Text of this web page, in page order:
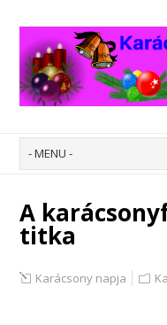
A
titka
Karácsony napja